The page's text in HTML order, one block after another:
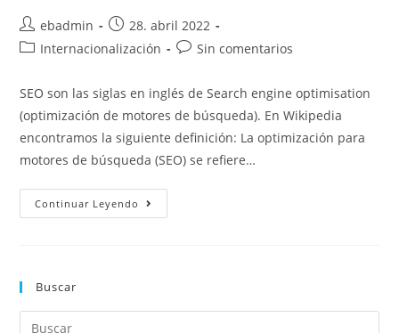
Autor
de
ebadmin
Publicación
de
28. abril 2022
Categoría
la
entrada:
Internacionalización
Comentarios
la
entrada:
Sin comentarios
SEO son las siglas en inglés de Search engine optimisation
(optimización de motores de búsqueda). En Wikipedia
encontramos la siguiente definición: La optimización para
motores de búsqueda (SEO) se refiere…
Continuar Leyendo ¿Qué
Es
Buscar
Buscar